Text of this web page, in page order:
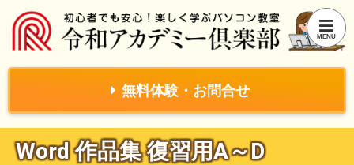
無料体験・お問合せ
Word 作品集 復習用A～D